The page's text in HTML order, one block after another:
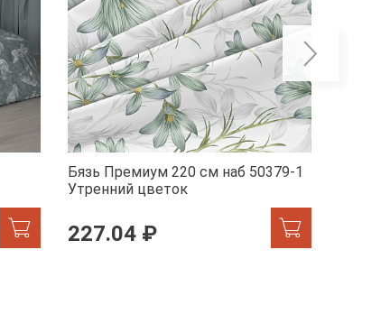
Бязь Премиум 220 см наб 50379-1
Утренний цветок
227.04 ₽